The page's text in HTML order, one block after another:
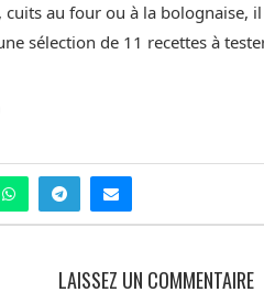
au four ou à la bolognaise,
sélection de 11 recettes à
LAISSEZ UN COMMENTAIRE